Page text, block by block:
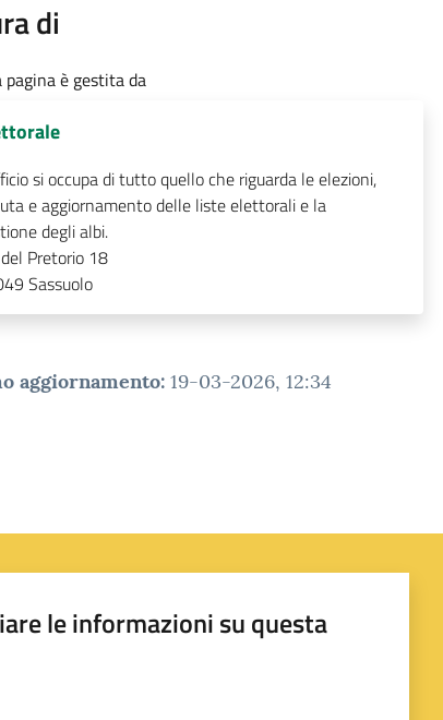
di
pagina è gestita da
si occupa di tutto quello che riguarda le elezioni,
e aggiornamento delle liste elettorali e la
degli albi.
Pretorio 18
Sassuolo
aggiornamento: 19-03-2026, 12:34
le informazioni su questa